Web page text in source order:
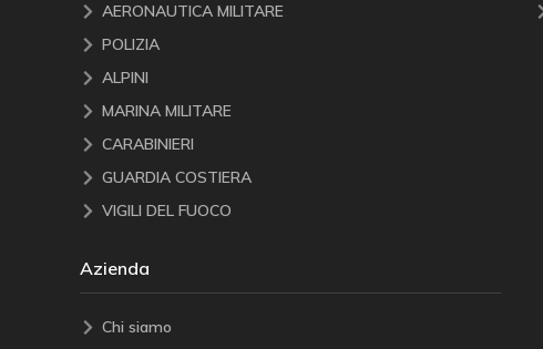
AERONAUTICA MILITARE
POLIZIA
ALPINI
MARINA MILITARE
CARABINIERI
GUARDIA COSTIERA
VIGILI DEL FUOCO
Azienda
Chi siamo